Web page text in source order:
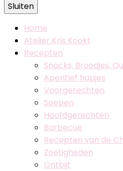
Kris
Sluiten
Home
Atelier Kris Kookt
Recepten
Snacks, Broodjes,
Aperitief hapjes
Voorgerechten
Soepen
Hoofdgerechten
Barbecue
Recepten van de
Zoetigheden
Ontbijt